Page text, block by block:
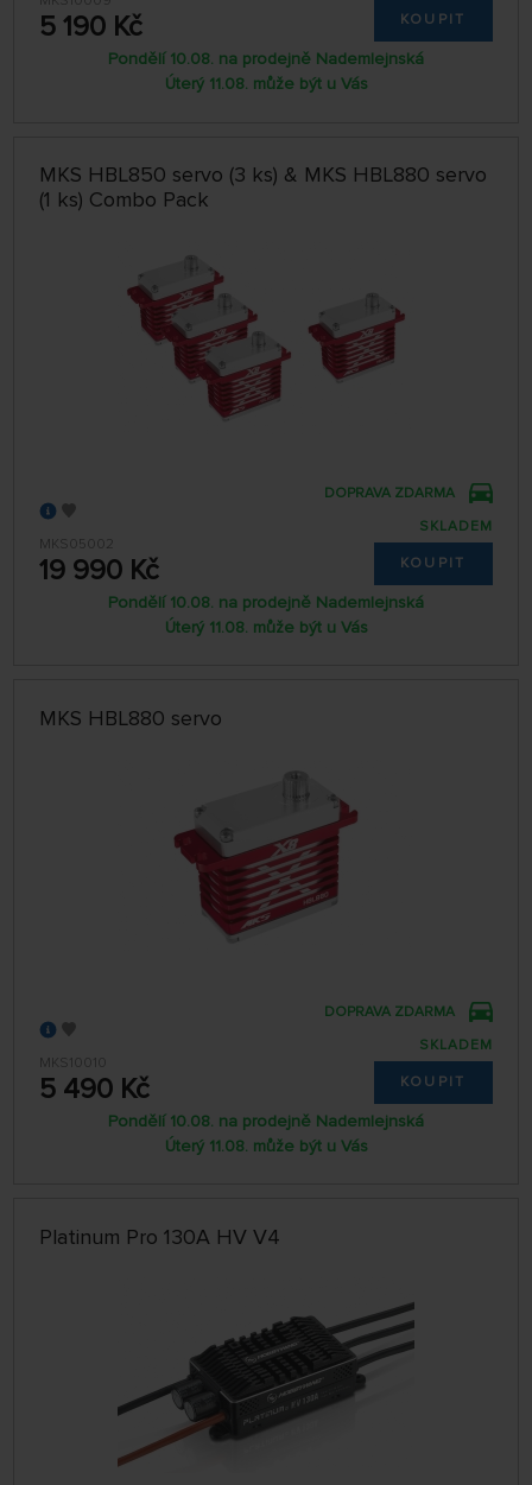
5 190 Kč KOUPIT
Pondělí 10.08. na prodejně Nademlejnská
Úterý 11.08. může být u Vás
MKS HBL850 servo (3 ks) & MKS HBL880 servo
(1 ks) Combo Pack
MKS05002
19 990 Kč
DOPRAVA ZDARMA
SKLADEM
KOUPIT
Pondělí 10.08. na prodejně Nademlejnská
Úterý 11.08. může být u Vás
MKS HBL880 servo
MKS10010
5 490 Kč
DOPRAVA ZDARMA
SKLADEM
KOUPIT
Pondělí 10.08. na prodejně Nademlejnská
Úterý 11.08. může být u Vás
Platinum Pro 130A HV V4